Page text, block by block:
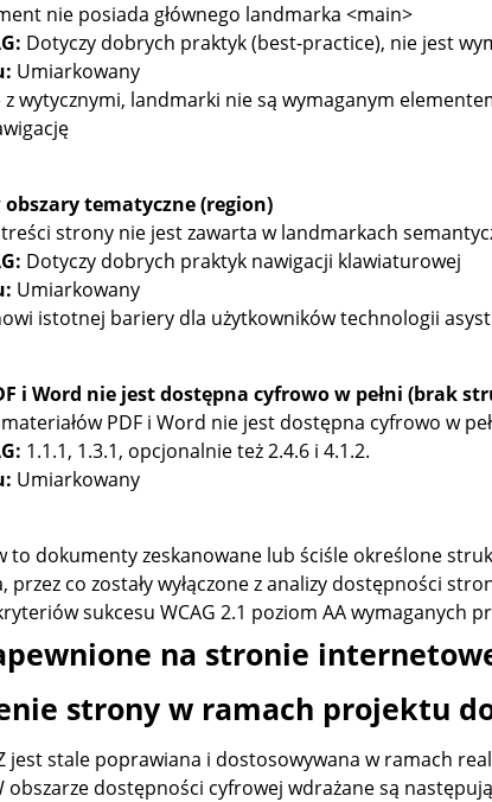
nie posiada głównego landmarka <main>
Dotyczy dobrych praktyk (best-practice), nie jest
Umiarkowany
z wytycznymi, landmarki nie są wymaganym
tematyczne (region)
treści strony nie jest zawarta w landmarkach
Dotyczy dobrych praktyk nawigacji klawiaturowej
Umiarkowany
istotnej bariery dla użytkowników technologii
i Word nie jest dostępna cyfrowo w pełni (brak
materiałów PDF i Word nie jest dostępna cyfrowo w
1.1.1, 1.3.1, opcjonalnie też 2.4.6 i 4.1.2.
Umiarkowany
to dokumenty zeskanowane lub ściśle określone
co zostały wyłączone z analizy dostępności
sukcesu WCAG 2.1 poziom AA wymaganych
na stronie
strony w ramach projektu
jest stale poprawiana i dostosowywana w ramach
obszarze dostępności cyfrowej wdrażane są